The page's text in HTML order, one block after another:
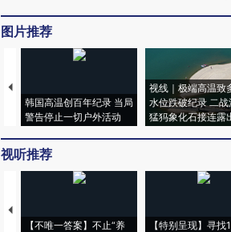
图片推荐
韩国高温创百年纪录 当局
警告停止一切户外活动
视线｜极端高温致
水位跌破纪录 二战
猛犸象化石接连露
视听推荐
【不唯一答案】不止“养
【特别呈现】寻